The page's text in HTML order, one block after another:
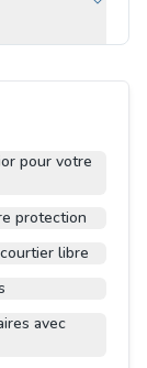
pour votre
protection
libre
avec